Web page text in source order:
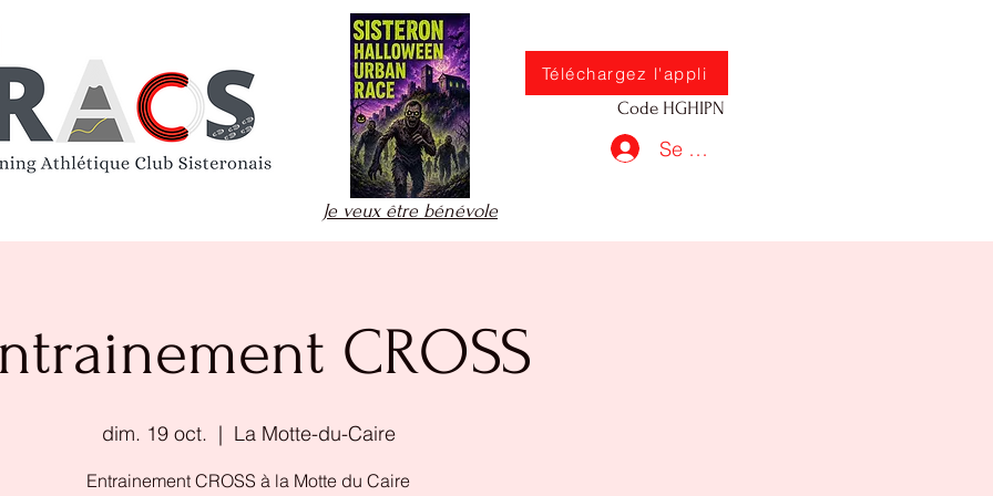
Téléchargez l'appli
Code HGHIPN
Se connecter
Je veux être bénévole
CROSS
dim. 19 oct.
  |
La Motte-du-Caire
Entrainement CROSS à la Motte du Caire